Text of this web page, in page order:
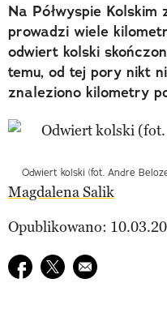
Na Półwyspie
prowadzi wiele
odwiert kolski
temu, od tej pory nikt
znaleziono kilometry
Odwiert kolski (fot. Andre
Magdalena Salik
Opublikowano:
Udostępnij na facebook
Udostępnij na twitter
E-mail do